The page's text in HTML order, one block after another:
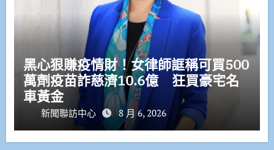
黑心狠賺疫情財！女律師誆稱可買500
萬劑疫苗詐慈濟10.6億 狂買豪宅名
車黃金
新聞聯訪中心 8 月 6, 2026